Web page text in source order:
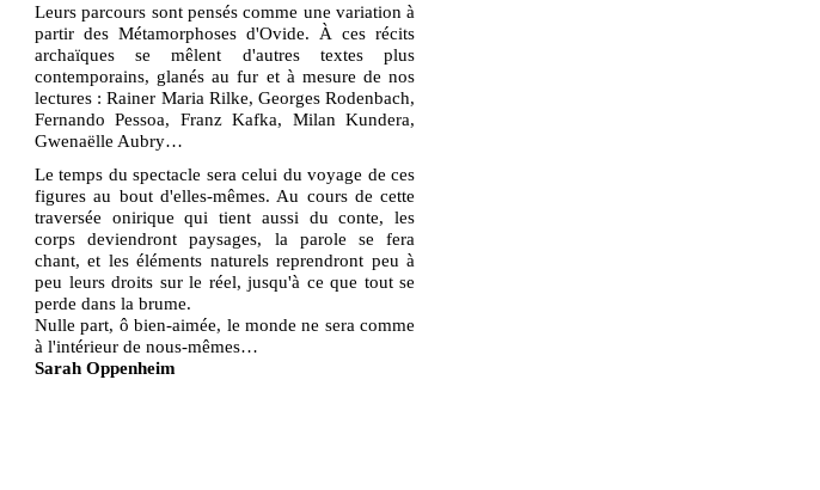
Leurs parcours sont pensés comme une variation à
partir des Métamorphoses d'Ovide. À ces récits
archaïques se mêlent d'autres textes plus
contemporains, glanés au fur et à mesure de nos
lectures : Rainer Maria Rilke, Georges Rodenbach,
Fernando Pessoa, Franz Kafka, Milan Kundera,
Gwenaëlle Aubry…
Le temps du spectacle sera celui du voyage de ces
figures au bout d'elles-mêmes. Au cours de cette
traversée onirique qui tient aussi du conte, les
corps deviendront paysages, la parole se fera
chant, et les éléments naturels reprendront peu à
peu leurs droits sur le réel, jusqu'à ce que tout se
perde dans la brume.
Nulle part, ô bien-aimée, le monde ne sera comme
à l'intérieur de nous-mêmes…
Sarah Oppenheim